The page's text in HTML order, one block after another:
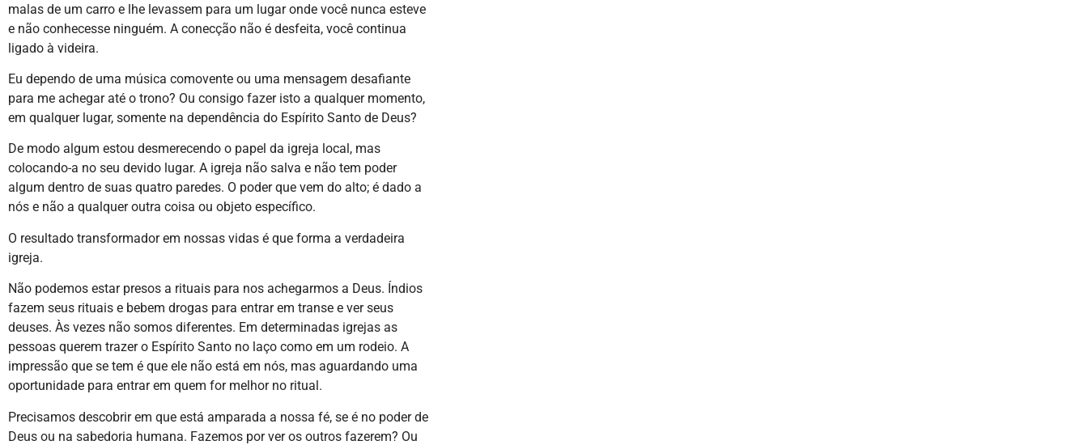
malas de um carro e lhe levassem para um lugar onde você nunca esteve
e não conhecesse ninguém. A conecção não é desfeita, você continua
ligado à videira.
Eu dependo de uma música comovente ou uma mensagem desafiante
para me achegar até o trono? Ou consigo fazer isto a qualquer momento,
em qualquer lugar, somente na dependência do Espírito Santo de Deus?
De modo algum estou desmerecendo o papel da igreja local, mas
colocando-a no seu devido lugar. A igreja não salva e não tem poder
algum dentro de suas quatro paredes. O poder que vem do alto; é dado a
nós e não a qualquer outra coisa ou objeto específico.
O resultado transformador em nossas vidas é que forma a verdadeira
igreja.
Não podemos estar presos a rituais para nos achegarmos a Deus. Índios
fazem seus rituais e bebem drogas para entrar em transe e ver seus
deuses. Às vezes não somos diferentes. Em determinadas igrejas as
pessoas querem trazer o Espírito Santo no laço como em um rodeio. A
impressão que se tem é que ele não está em nós, mas aguardando uma
oportunidade para entrar em quem for melhor no ritual.
Precisamos descobrir em que está amparada a nossa fé, se é no poder de
Deus ou na sabedoria humana. Fazemos por ver os outros fazerem? Ou